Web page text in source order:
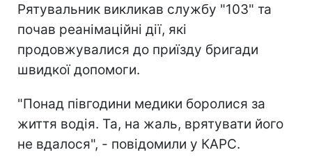
Рятувальник викликав службу "103" та
почав реанімаційні дії, які
продовжувалися до приїзду бригади
швидкої допомоги.
"Понад півгодини медики боролися за
життя водія. Та, на жаль, врятувати його
не вдалося", - повідомили у КАРС.